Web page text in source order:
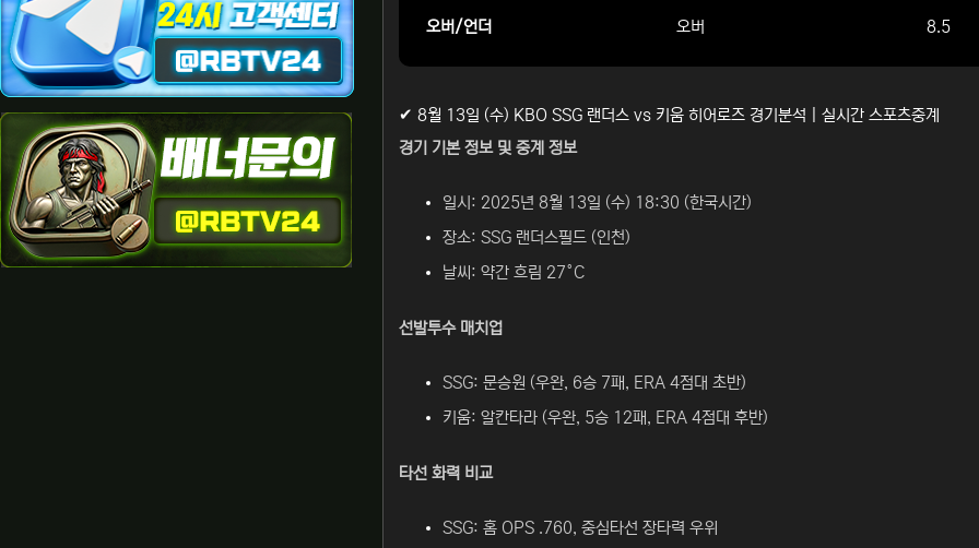
오버/언더
오버 8.5
✔ 8월 13일 (수) KBO SSG 랜더스 vs 키움 히어로즈 경기분석 | 실시간 스포츠중계
경기 기본 정보 및 중계 정보
일시: 2025년 8월 13일 (수) 18:30 (한국시간)
장소: SSG 랜더스필드 (인천)
날씨: 약간 흐림 27°C
선발투수 매치업
SSG: 문승원 (우완, 6승 7패, ERA 4점대 초반)
키움: 알칸타라 (우완, 5승 12패, ERA 4점대 후반)
타선 화력 비교
SSG: 홈 OPS .760, 중심타선 장타력 우위